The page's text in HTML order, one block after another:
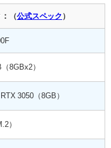
（公式スペック ）
8GBx2）
3050（8GB）
）